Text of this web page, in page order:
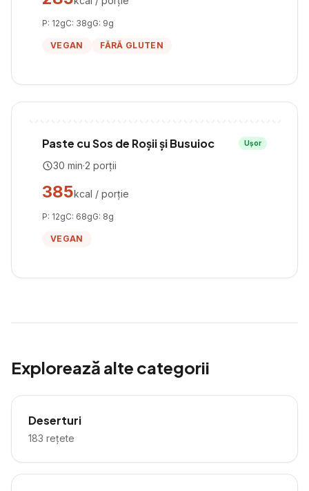
P: 12gC: 38gG: 9g
VEGAN FĂRĂ GLUTEN
Paste cu Sos de Roșii și Busuioc Ușor
30 min·2 porții
385kcal / porție
P: 12gC: 68gG: 8g
VEGAN
Explorează alte categorii
Deserturi
183 rețete